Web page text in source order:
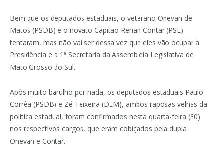
Bem que os deputados estaduais, o veterano Onevan de
Matos (PSDB) e o novato Capitão Renan Contar (PSL)
tentaram, mas não vai ser dessa vez que eles vão ocupar a
Presidência e a 1ª Secretaria da Assembleia Legislativa de
Mato Grosso do Sul.
Após muito barulho por nada, os deputados estaduais Paulo
Corrêa (PSDB) e Zé Teixeira (DEM), ambos raposas velhas da
política estadual, foram confirmados nesta quarta-feira (30)
nos respectivos cargos, que eram cobiçados pela dupla
Onevan e Contar.